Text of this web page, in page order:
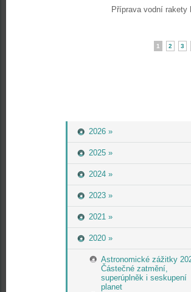
2026 »
2025 »
2024 »
2023 »
2021 »
2020 »
Astronomické zážitky
Částečné zatmění,
superúplněk i seskupení
planet
Příprava vodní rakety
1 2 3